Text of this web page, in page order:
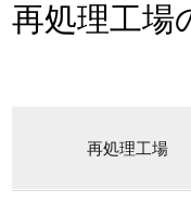
再処理工場
再処理工場